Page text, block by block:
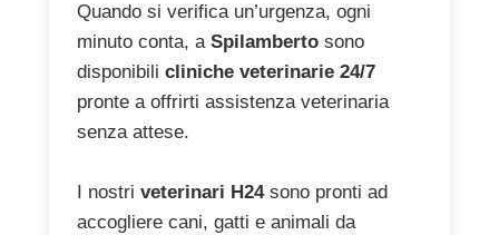
Quando si verifica un’urgenza, ogni
minuto conta, a Spilamberto sono
disponibili cliniche veterinarie 24/7
pronte a offrirti assistenza veterinaria
senza attese.
I nostri veterinari H24sono pronti ad
accogliere cani, gatti e animali da